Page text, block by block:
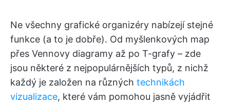
Ne všechny grafické organizéry nabízejí stejné
funkce (a to je dobře). Od myšlenkových map
přes Vennovy diagramy až po T-grafy – zde
jsou některé z nejpopulárnějších typů, z nichž
každý je založen na různých technikách
vizualizace, které vám pomohou jasně vyjádřit